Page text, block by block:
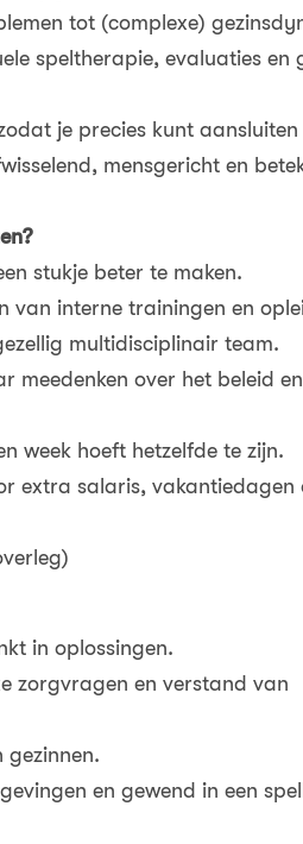
tot (complexe)
speltherapie, evaluaties en
je precies kunt
mensgericht en
stukje beter te maken.
van interne trainingen en
multidisciplinair team.
meedenken over het beleid
week hoeft hetzelfde te zijn.
extra salaris, vakantiedagen
in oplossingen.
zorgvragen en verstand van
en gewend in een